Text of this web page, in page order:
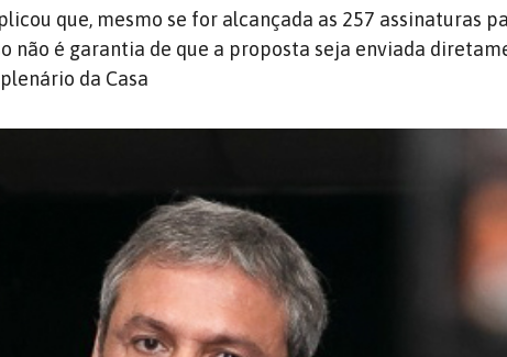
que, mesmo se for alcançada as 257 assinaturas
não é garantia de que a proposta seja enviada
da Casa